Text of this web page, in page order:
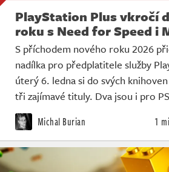
PlayStation Plus vkročí
roku s Need for Speed i
S příchodem nového roku 2026
nadílka pro předplatitele služby
úterý 6. ledna si do svých
tři zajímavé tituly. Dva jsou i pro
Michal Burian 1